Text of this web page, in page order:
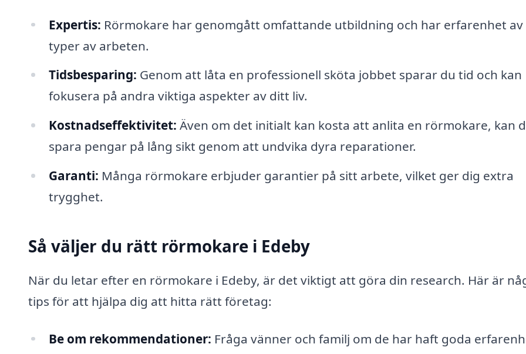
Expertis: Rörmokare har genomgått omfattande utbildning och har erfarenhet av
typer av arbeten.
Tidsbesparing: Genom att låta en professionell sköta jobbet sparar du tid och kan
fokusera på andra viktiga aspekter av ditt liv.
Kostnadseffektivitet: Även om det initialt kan kosta att anlita en rörmokare, kan
spara pengar på lång sikt genom att undvika dyra reparationer.
Garanti: Många rörmokare erbjuder garantier på sitt arbete, vilket ger dig extra
trygghet.
Så väljer du rätt rörmokare i Edeby
När du letar efter en rörmokare i Edeby, är det viktigt att göra din research. Här är
tips för att hjälpa dig att hitta rätt företag:
Be om rekommendationer: Fråga vänner och familj om de har haft goda